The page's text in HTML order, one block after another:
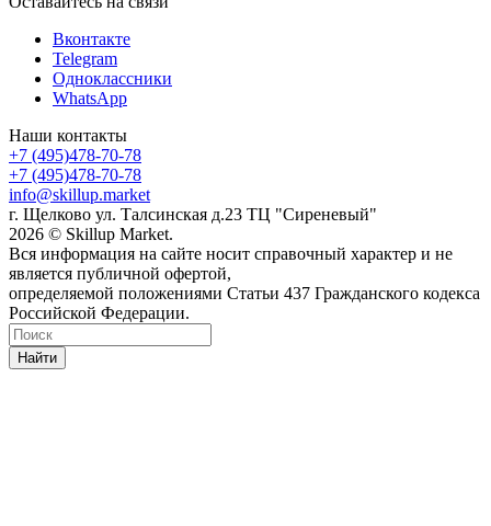
Вконтакте
Telegram
Одноклассники
WhatsApp
Наши контакты
+7 (495)478-70-78
+7 (495)478-70-78
info@skillup.market
г. Щелково ул. Талсинская д.23 ТЦ "Сиреневый"
2026 © Skillup Market.
Вся информация на сайте носит справочный характер и не
является публичной офертой,
определяемой положениями Статьи 437 Гражданского кодекса
Российской Федерации.
Найти